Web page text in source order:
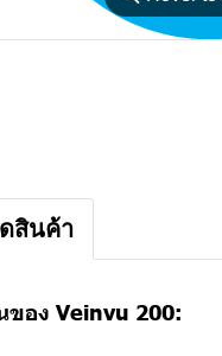
สินค้า
อง Veinvu 200: